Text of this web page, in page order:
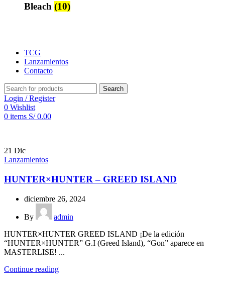
Bleach (10)
TCG
Lanzamientos
Contacto
Search
Login / Register
0 Wishlist
0 items S/0.00
21 Dic
Lanzamientos
HUNTER×HUNTER – GREED ISLAND
diciembre 26, 2024
By
admin
HUNTER×HUNTER GREED ISLAND ¡De la edición
“HUNTER×HUNTER” G.I (Greed Island), “Gon” aparece en
MASTERLISE! ...
Continue reading